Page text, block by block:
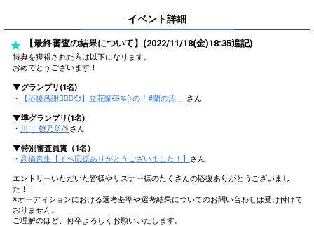
To cheer on performers, you can
send them gifts.
To send performers paid items,
you must use Show Gold.
イベント詳細
【最終審査の結果について】(2022/11/18(金)18:35追記)
特典を獲得された方は以下になります。
おめでとうございます！
▼グランプリ(1名)
・
【応援感謝🙇🏻‍♂️💞】立花蘭🧸𖤐⡱の「#蘭の沼 」 さん
▼準グランプリ(1名)
・ 川口 桃乃🐰🍑さん
▼特別審査員賞（1名）
・ 高橋真生【イベ応援ありがとうございました！】 さん
エントリーいただいた皆様やリスナー様のたくさんの応援ありがとうございまし
た！！
※オーディションにおける選考基準や選考結果についてのお問い合わせは受け付けて
おりません。
ご理解のほど、何卒よろしくお願いいたします。